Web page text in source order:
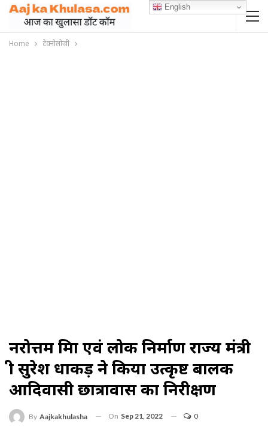
Home टेक्नोलोजी
नरोत्तम मिश्रा एवं लोक निर्माण राज्य मंत्री
श्री सुरेश धाकड़ ने किया उत्कृष्ट बालक
आदिवासी छात्रावास का निरीक्षण
By Aajkakhulasha On Sep 21, 2022 0
English